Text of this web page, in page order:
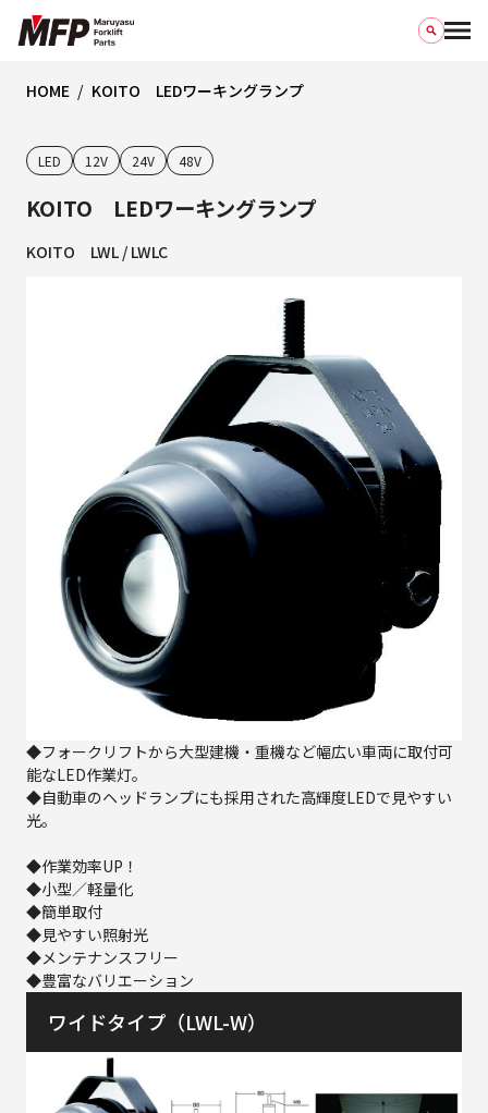
HOME KOITO LEDワーキングランプ
LED 12V 24V 48V
KOITO LEDワーキングランプ
KOITO LWL / LWLC
◆フォークリフトから大型建機・重機など幅広い車両に取付可
能なLED作業灯。
◆自動車のヘッドランプにも採用された高輝度LEDで見やすい
光。
◆作業効率UP！
◆小型／軽量化
◆簡単取付
◆見やすい照射光
◆メンテナンスフリー
◆豊富なバリエーション
ワイドタイプ（LWL-W）